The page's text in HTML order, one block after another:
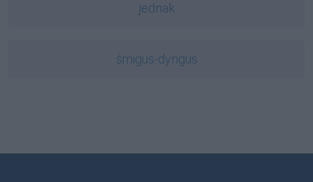
jednak
śmigus-dyngus